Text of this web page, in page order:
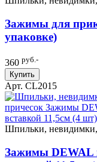
Зажимы для
упаковке)
360 руб.-
Купить
Арт. CL2015
Шпильки, невидимки,
Зажимы DEWAL